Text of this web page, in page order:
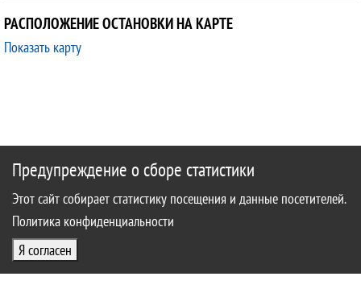
РАСПОЛОЖЕНИЕ ОСТАНОВКИ НА КАРТЕ
Показать карту
Предупреждение о сборе статистики
Этот сайт собирает статистику посещения и данные посетителей.
Политика конфиденциальности
Я согласен